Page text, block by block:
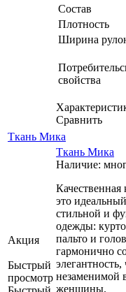
Состав
Плотность
Ширина
свойства
Сравнить
Ткань Мика
Акция
Быстрый
просмотр
Ткань Мика
Наличие:
это
стильной и
одежды:
пальто и
гармонично
элегантность,
незаменимой
женщины.